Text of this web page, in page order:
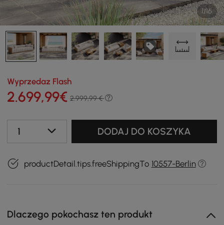
1/16
Wyprzedaz Flash
2.699,99€ 2.999,99 €
1 DODAJ DO KOSZYKA
productDetail.tips.freeShippingTo 10557-Berlin
Dlaczego pokochasz ten produkt